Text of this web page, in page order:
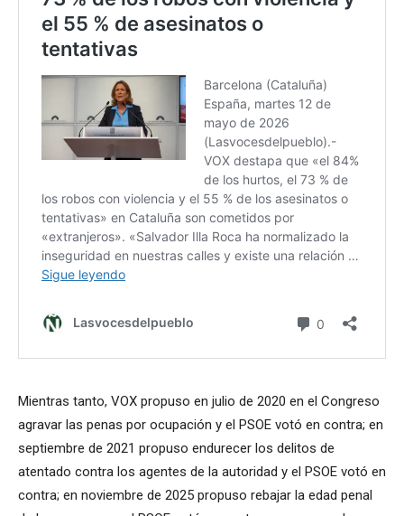
Mientras tanto, VOX propuso en julio de 2020 en el Congreso
agravar las penas por ocupación y el PSOE votó en contra; en
septiembre de 2021 propuso endurecer los delitos de
atentado contra los agentes de la autoridad y el PSOE votó en
contra; en noviembre de 2025 propuso rebajar la edad penal